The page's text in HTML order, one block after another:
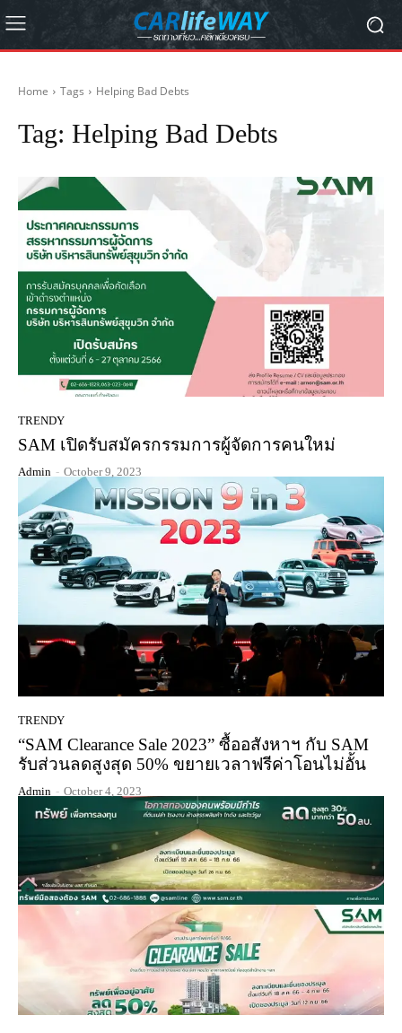
Home Tags Helping Bad Debts
Tag: Helping Bad Debts
TRENDY
SAM เปิดรับสมัครกรรมการผู้จัดการคนใหม่
Admin - October 9, 2023
TRENDY
“SAM Clearance Sale 2023” ซื้ออสังหาฯ กับ SAM
รับส่วนลดสูงสุด 50% ขยายเวลาฟรีค่าโอนไม่อั้น
Admin - October 4, 2023